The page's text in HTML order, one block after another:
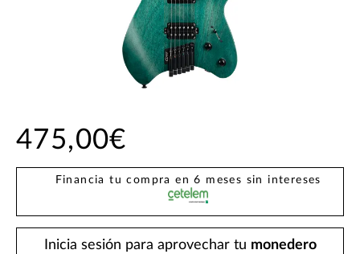
475,00€
Financia tu compra en 6 meses sin intereses
Inicia sesión para aprovechar tu monedero